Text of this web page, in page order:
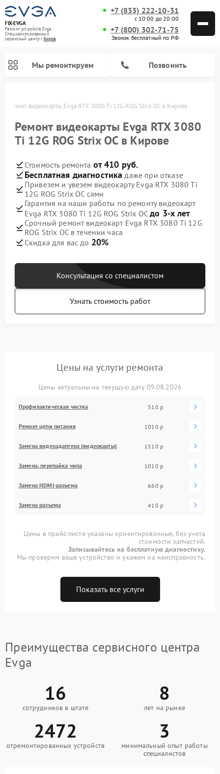
FIX-EVGA
Ремонт устройств Evga
Специализированный
cервисный центр г.Киров
+7 (833) 222-10-31
с 10:00 до 20:00
+7 (800) 302-71-75
Звонок бесплатный по РФ
Мы ремонтируем Позвонить
Ремонт видеокарты Evga RTX 3080 Ti 12G ROG Strix OC в Кирове
Ремонт видеокарты Evga RTX 3080
Ti 12G ROG Strix OC в Кирове
Стоимость ремонта от 410 руб.
Бесплатная диагностика даже при отказе
Привезем и увезем видеокарту Evga RTX 3080 Ti
12G ROG Strix OC сами
Гарантия на наши работы по ремонту видеокарт
Evga RTX 3080 Ti 12G ROG Strix OCдо 3-х лет
Срочный ремонт видеокарт Evga RTX 3080 Ti 12G
ROG Strix OC в течении часа
Скидка для вас до 20%
Консультация со специалистом
Узнать стоимость работ
Цены на услуги ремонта
Цены актуальны на текущую дату 09.08.2026
Профилактическая чистка 510 р
Ремонт цепи питания 1010 р
Замена видеоадаптера (видеокарты) 1510 р
Замена, перепайка чипа 1010 р
Замена HDMI-разъема 660 р
Замена разъема 410 р
Цены в прайс-листе указаны ориентировочные, без учета
стоимости запчастей.
Записывайтесь на бесплатную диагностику.
Мы проверим ваше устройство и укажем на неисправность.
Показать все услуги
Преимущества сервисного центра
Evga
16
сотрудников в штате
8
лет на рынке
2472
отремонтированных устройств
3
минимальный опыт работы
специалистов